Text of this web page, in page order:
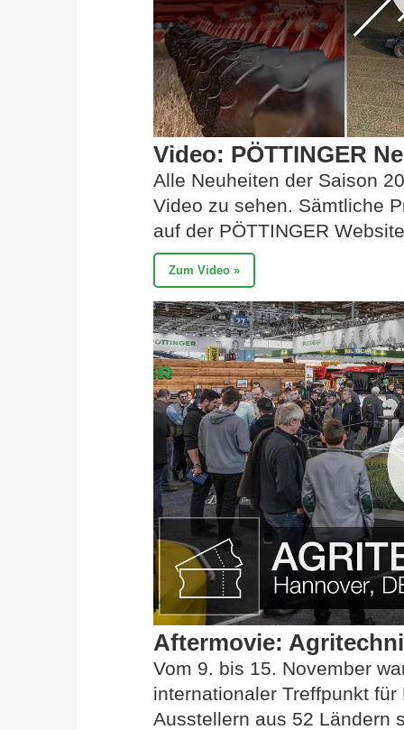
Video: PÖTTINGER
Alle Neuheiten der Saison
Video zu sehen. Sämtliche
auf der PÖTTINGER
Zum Video »
Aftermovie:
Vom 9. bis 15. November
internationaler Treffpunkt
Ausstellern aus 52 Ländern